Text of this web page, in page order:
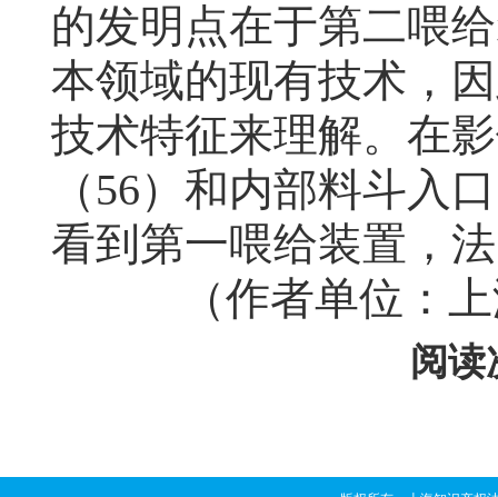
的发明点在于第二喂
本领域的现有技术，
技术特征来理解。在
（56）和内部料斗入
看到第一喂给装置，
（作者单位：上
阅读